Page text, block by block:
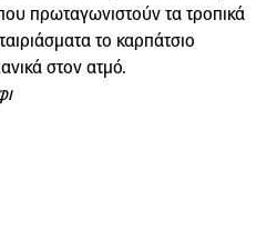
πρωταγωνιστούν τα τροπικά
το καρπάτσιο
στον ατμό.